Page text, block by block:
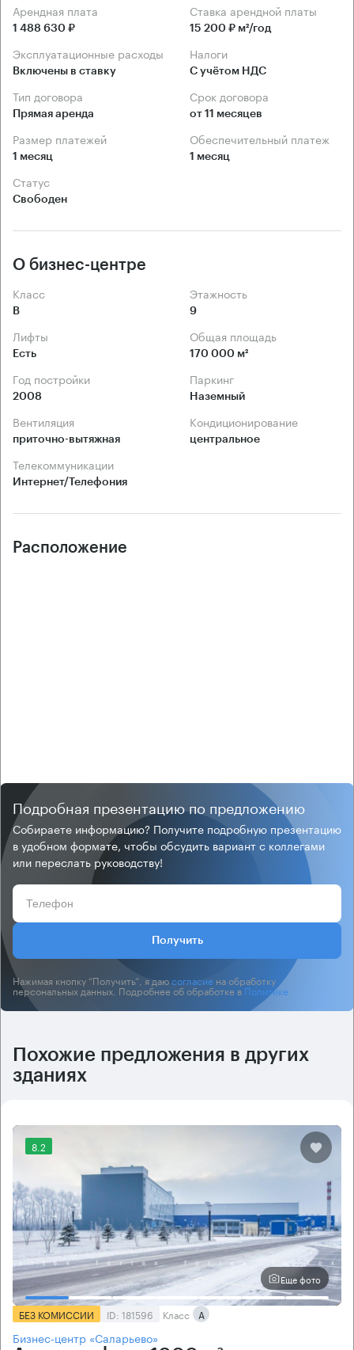
Арендная плата
1 488 630 ₽
Ставка арендной платы
15 200 ₽ м²/год
Эксплуатационные расходы
Включены в ставку
Налоги
С учётом НДС
Тип договора
Прямая аренда
Срок договора
от 11 месяцев
Размер платежей
1 месяц
Обеспечительный платеж
1 месяц
Статус
Свободен
О бизнес-центре
Класс
B
Этажность
9
Лифты
Есть
Общая площадь
170 000 м²
Год постройки
2008
Паркинг
Наземный
Вентиляция
приточно-вытяжная
Кондиционирование
центральное
Телекоммуникации
Интернет/Телефония
Расположение
Подробная презентацию по предложению
Собираете информацию? Получите подробную презентацию
в удобном формате, чтобы обсудить вариант с коллегами
или переслать руководству!
Получить
Нажимая кнопку “Получить”, я даюсогласие на обработку
персональных данных. Подробнее об обработке вПолитике
Похожие предложения в других
зданиях
8.2
Еще фото
БЕЗ КОМИССИИ ID: 181596 Класс А
Бизнес-центр «Саларьево»